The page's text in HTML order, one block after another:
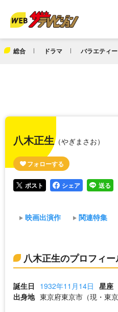
総合 ドラマ バラエティー
八木正生（やぎまさお）
ポスト シェア 送る
映画出演作 関連特集
八木正生のプロフィー
誕生日 1932年11月14日 星座
出身地 東京府東京市（現・東京